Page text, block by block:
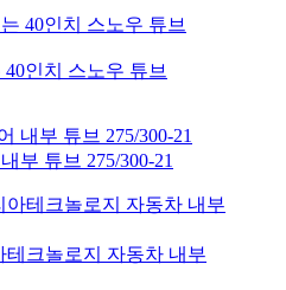
인치 스노우 튜브
부 튜브 275/300-21
테크놀로지 자동차 내부